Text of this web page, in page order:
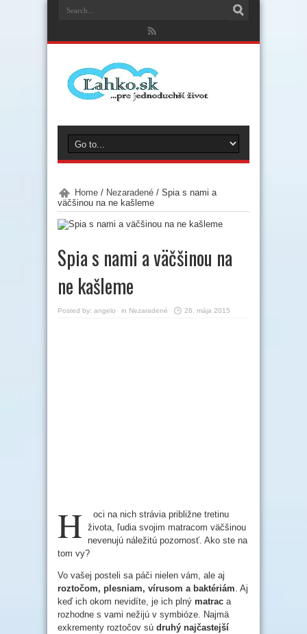
Home / Nezaradené / Spia s nami a
väčšinou na ne kašleme
Spia s nami a väčšinou na
ne kašleme
Posted by: angelo in Nezaradené 26. mája 2015
H
oci na nich strávia približne tretinu
života, ľudia svojim matracom väčšinou
nevenujú náležitú pozornosť. Ako ste na
tom vy?
Vo vašej posteli sa páči nielen vám, ale aj
roztočom, plesniam, vírusom a baktériám. Aj
keď ich okom nevidíte, je ich plný matrac a
rozhodne s vami nežijú v symbióze. Najmä
exkrementy roztočov sú druhý najčastejší